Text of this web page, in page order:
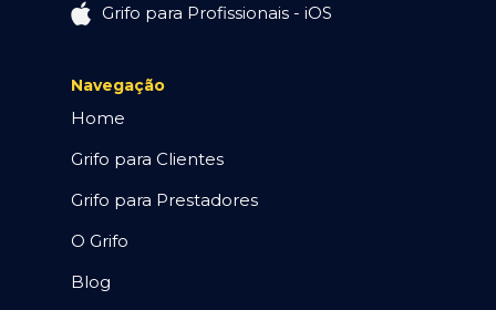
Grifo para Profissionais - iOS
Navegação
Home
Grifo para Clientes
Grifo para Prestadores
O Grifo
Blog